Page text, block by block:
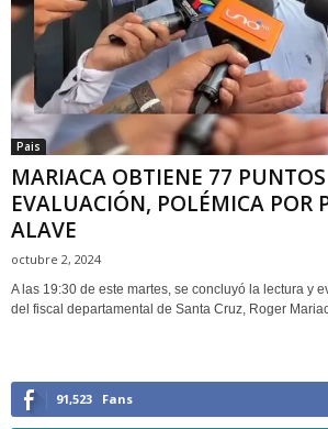
Pais
MARIACA OBTIENE 77
EVALUACIÓN, POLÉMICA POR
ALAVE
octubre 2, 2024
A las 19:30 de este martes, se concluyó la lectura y
del fiscal departamental de Santa Cruz, Roger
91,523 Fans